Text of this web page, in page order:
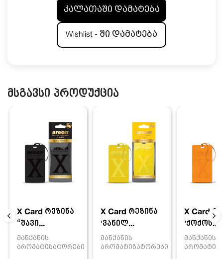
კალათაში დამატება
Wishlist - ში დამატება
მსგავსი პროდუქცია
X Card რეზინა
“შავი...
მანქანის
არომატიზატორები
X Card რეზინა
'ვანილ...
მანქანის
არომატიზატორები
X Card
'ქოქოს...
მანქანის